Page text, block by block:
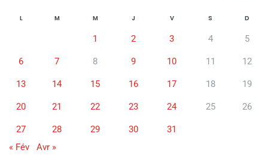
L M M J V S D
1 2 3 4 5
6 7 8 9 10 11 12
13 14 15 16 17 18 19
20 21 22 23 24 25 26
27 28 29 30
31
« Fév
Avr »